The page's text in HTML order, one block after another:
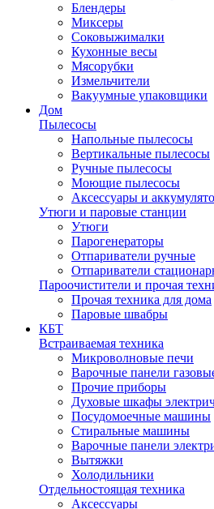
Блендеры
Миксеры
Соковыжималки
Кухонные весы
Мясорубки
Измельчители
Вакуумные упаковщики
Дом
Пылесосы
Напольные пылесосы
Вертикальные пылесосы
Ручные пылесосы
Моющие пылесосы
Аксессуары и
Утюги и паровые станции
Утюги
Парогенераторы
Отпариватели ручные
Отпариватели
Пароочистители и прочая
Прочая техника для дома
Паровые швабры
КБТ
Встраиваемая техника
Микроволновые печи
Варочные панели
Прочие приборы
Духовые шкафы
Посудомоечные машины
Стиральные машины
Варочные панели
Вытяжки
Холодильники
Отдельностоящая техника
Аксессуары